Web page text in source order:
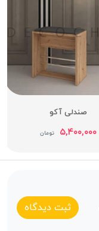
صندلی آکو
۵,۴۰۰,۰۰۰ تومان
ثبت دیدگاه